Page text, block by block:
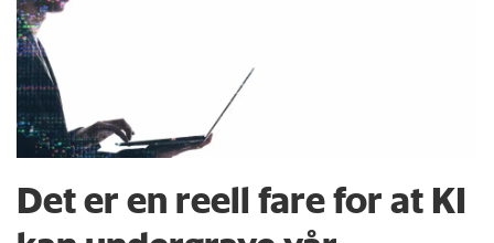
Det er en reell fare for at KI